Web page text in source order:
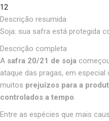
12
Descrição resumida
Soja: sua safra está protegida
Descrição completa
A safra 20/21 de soja
ataque das pragas, em
muitos prejuízos para a
controlados a tempo.
Entre as espécies que mais